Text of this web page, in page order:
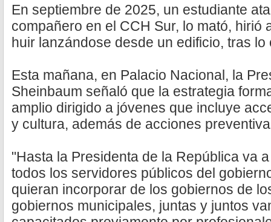
En septiembre de 2025, un estudiante
compañero en el CCH Sur, lo mató, hirió
huir lanzándose desde un edificio, tras
Esta mañana, en Palacio Nacional, la
Sheinbaum señaló que la estrategia
amplio dirigido a jóvenes que incluye
y cultura, además de acciones
"Hasta la Presidenta de la República va
todos los servidores públicos del
quieran incorporar de los gobiernos de
gobiernos municipales, juntas y juntos